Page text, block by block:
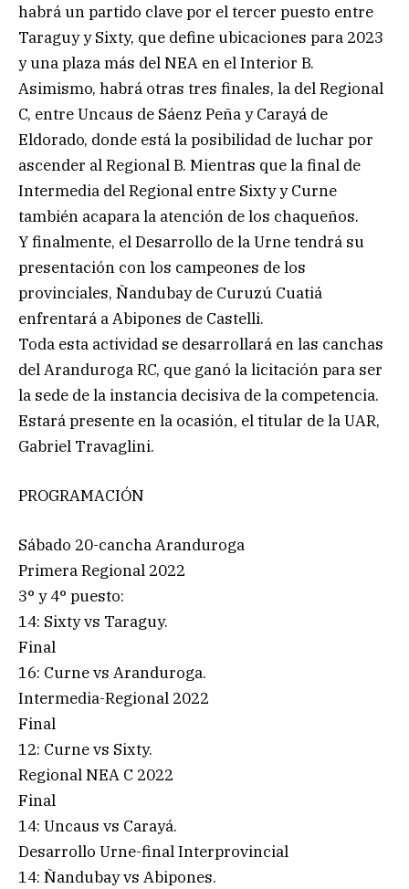
habrá un partido clave por el tercer puesto entre
Taraguy y Sixty, que define ubicaciones para 2023
y una plaza más del NEA en el Interior B.
Asimismo, habrá otras tres finales, la del Regional
C, entre Uncaus de Sáenz Peña y Carayá de
Eldorado, donde está la posibilidad de luchar por
ascender al Regional B. Mientras que la final de
Intermedia del Regional entre Sixty y Curne
también acapara la atención de los chaqueños.
Y finalmente, el Desarrollo de la Urne tendrá su
presentación con los campeones de los
provinciales, Ñandubay de Curuzú Cuatiá
enfrentará a Abipones de Castelli.
Toda esta actividad se desarrollará en las canchas
del Aranduroga RC, que ganó la licitación para ser
la sede de la instancia decisiva de la competencia.
Estará presente en la ocasión, el titular de la UAR,
Gabriel Travaglini.
PROGRAMACIÓN
Sábado 20-cancha Aranduroga
Primera Regional 2022
3° y 4° puesto:
14: Sixty vs Taraguy.
Final
16: Curne vs Aranduroga.
Intermedia-Regional 2022
Final
12: Curne vs Sixty.
Regional NEA C 2022
Final
14: Uncaus vs Carayá.
Desarrollo Urne-final Interprovincial
14: Ñandubay vs Abipones.